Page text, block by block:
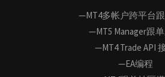
—MT4多帐户跨平台
—MT5 Manager跟
—MT4 Trade API
—EA编程